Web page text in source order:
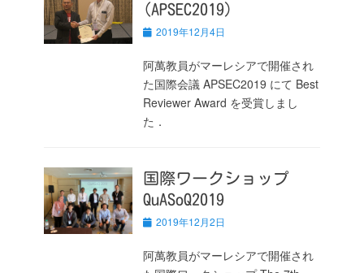
(APSEC2019)
投
日
2019年12月4日
阿萬教員がマーレシアで開催され
た国際会議 APSEC2019 にて Best
Reviewer Award を受賞しまし
た．
国際ワークショップ
QuASoQ2019
投
日
2019年12月2日
阿萬教員がマーレシアで開催され